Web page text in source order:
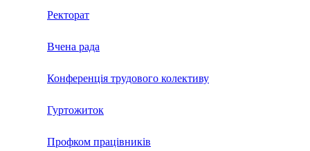
Ректорат
Вчена рада
Конференція трудового колективу
Гуртожиток
Профком працівників